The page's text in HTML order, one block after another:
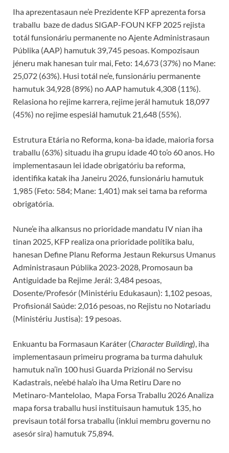
Iha aprezentasaun ne’e Prezidente KFP aprezenta forsa
traballu baze de dadus SIGAP-FOUN KFP 2025 rejista
totál funsionáriu permanente no Ajente Administrasaun
Públika (AAP) hamutuk 39,745 pesoas. Kompozisaun
jéneru mak hanesan tuir mai, Feto: 14,673 (37%) no Mane:
25,072 (63%). Husi totál ne’e, funsionáriu permanente
hamutuk 34,928 (89%) no AAP hamutuk 4,308 (11%).
Relasiona ho rejime karrera, rejime jerál hamutuk 18,097
(45%) no rejime espesiál hamutuk 21,648 (55%).
Estrutura Etária no Reforma, kona-ba idade, maioria forsa
traballu (63%) situadu iha grupu idade 40 to’o 60 anos. Ho
implementasaun lei idade obrigatóriu ba reforma,
identifika katak iha Janeiru 2026, funsionáriu hamutuk
1,985 (Feto: 584; Mane: 1,401) mak sei tama ba reforma
obrigatória.
Nune’e iha alkansus no prioridade mandatu IV nian iha
tinan 2025, KFP realiza ona prioridade polítika balu,
hanesan Define Planu Reforma Jestaun Rekursus Umanus
Administrasaun Públika 2023-2028, Promosaun ba
Antiguidade ba Rejime Jerál: 3,484 pesoas,
Dosente/Profesór (Ministériu Edukasaun): 1,102 pesoas,
Profisionál Saúde: 2,016 pesoas, no Rejistu no Notariadu
(Ministériu Justisa): 19 pesoas.
Enkuantu ba Formasaun Karáter (Character Building), iha
implementasaun primeiru programa ba turma dahuluk
hamutuk na’in 100 husi Guarda Prizionál no Servisu
Kadastrais, ne’ebé hala’o iha Uma Retiru Dare no
Metinaro-Mantelolao, Mapa Forsa Traballu 2026 Analiza
mapa forsa traballu husi instituisaun hamutuk 135, ho
previsaun totál forsa traballu (inklui membru governu no
asesór sira) hamutuk 75,894.